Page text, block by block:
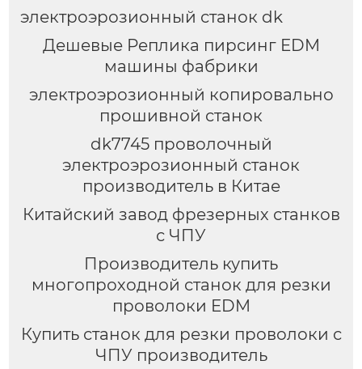
электроэрозионный станок dk
Дешевые Реплика пирсинг EDM
машины фабрики
электроэрозионный копировально
прошивной станок
dk7745 проволочный
электроэрозионный станок
производитель в Китае
Китайский завод фрезерных станков
с ЧПУ
Производитель купить
многопроходной станок для резки
проволоки EDM
Купить станок для резки проволоки с
ЧПУ производитель